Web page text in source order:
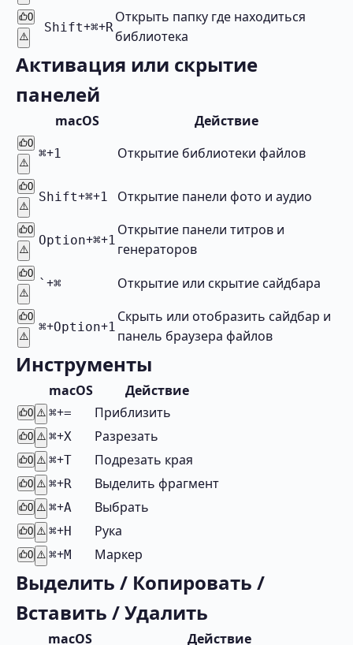
0
⚠️
Shift+⌘+R
Открыть папку где находиться
библиотека
Активация или скрытие
панелей
macOS Действие
0
⚠️
⌘+1 Открытие библиотеки файлов
0
⚠️
Shift+⌘+1 Открытие панели фото и аудио
0
⚠️
Option+⌘+1
Открытие панели титров и
генераторов
0
⚠️
` +⌘ Открытие или скрытие сайдбара
0
⚠️
⌘+Option+1
Скрыть или отобразить сайдбар и
панель браузера файлов
Инструменты
macOS Действие
0 ⚠️ ⌘+= Приблизить
0 ⚠️ ⌘+X Разрезать
0 ⚠️ ⌘+T Подрезать края
0 ⚠️ ⌘+R Выделить фрагмент
0 ⚠️ ⌘+A Выбрать
0 ⚠️ ⌘+H Рука
0 ⚠️ ⌘+M Маркер
Выделить / Копировать /
Вставить / Удалить
macOS Действие